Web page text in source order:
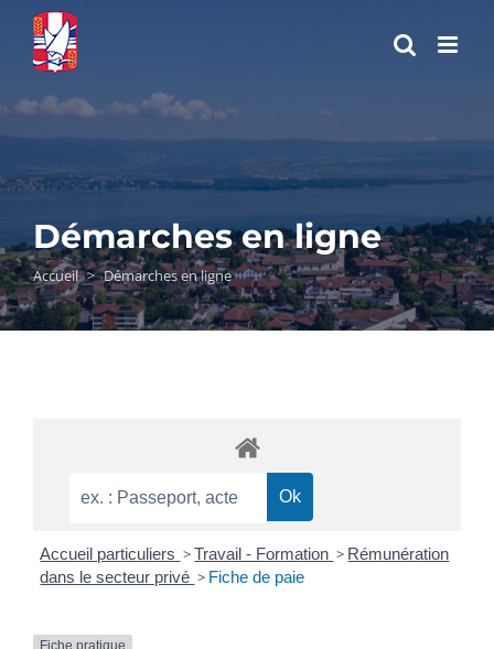
Passer
contenu
Démarches en ligne
Accueil > Démarches en ligne
Accueil particuliers > Travail - Formation > Rémunération
dans le secteur privé > Fiche de paie